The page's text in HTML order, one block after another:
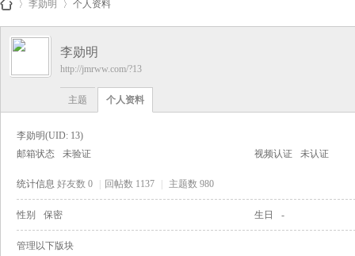
荆
李勋明 个人资料
李勋明
http://jmrww.com/?13
主题 个人资料
李勋明(UID: 13)
邮箱状态
未验证 视频认证 未认证
统计信息 好友数 0 回帖数 1137 主题数 980
性别 保密 生日 -
管理以下版块